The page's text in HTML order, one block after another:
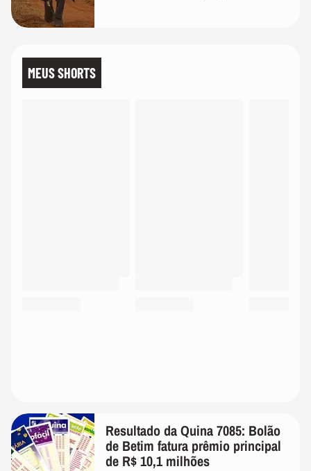
MEUS SHORTS
Resultado da Quina 7085: Bolão
de Betim fatura prêmio principal
de R$ 10,1 milhões